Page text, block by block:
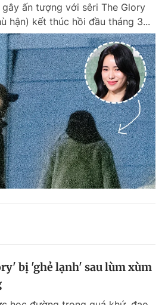
ấn tượng với sêri The Glory
hận) kết thúc hồi đầu tháng 3...
bị 'ghẻ lạnh' sau lùm xùm